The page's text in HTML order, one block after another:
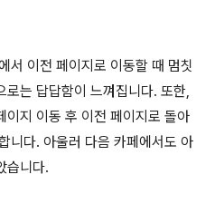
서 이전 페이지로 이동할 때 멈칫
는 답답함이 느껴집니다. 또한,
이지 이동 후 이전 페이지로 돌아
니다. 아울러 다음 카페에서도 아
습니다.